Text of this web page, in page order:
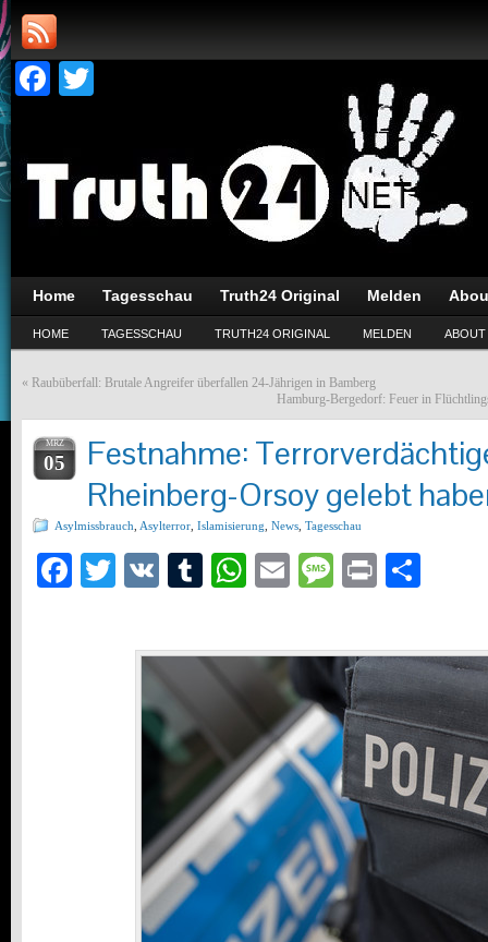
Facebook
Home Tagesschau Truth24 Original Melden
HOME TAGESSCHAU TRUTH24 ORIGINAL MELDEN ABOUT
« Raubüberfall: Brutale Angreifer überfallen 24-Jährigen in Bamberg
Hamburg-Bergedorf: Feuer in
MRZ
05
Festnahme:
Rheinberg-Orsoy gelebt
Asylmissbrauch Asylterror Islamisierung News Tagesschau
Facebook
Twitter
VK Tumblr
WhatsApp
EmailMessage
Print